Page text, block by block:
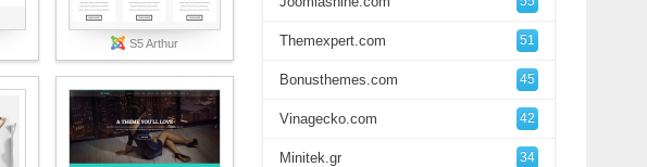
S5 Arthur Themexpert.com 51
Bonusthemes.com 45
Vinagecko.com 42
Minitek.gr 34